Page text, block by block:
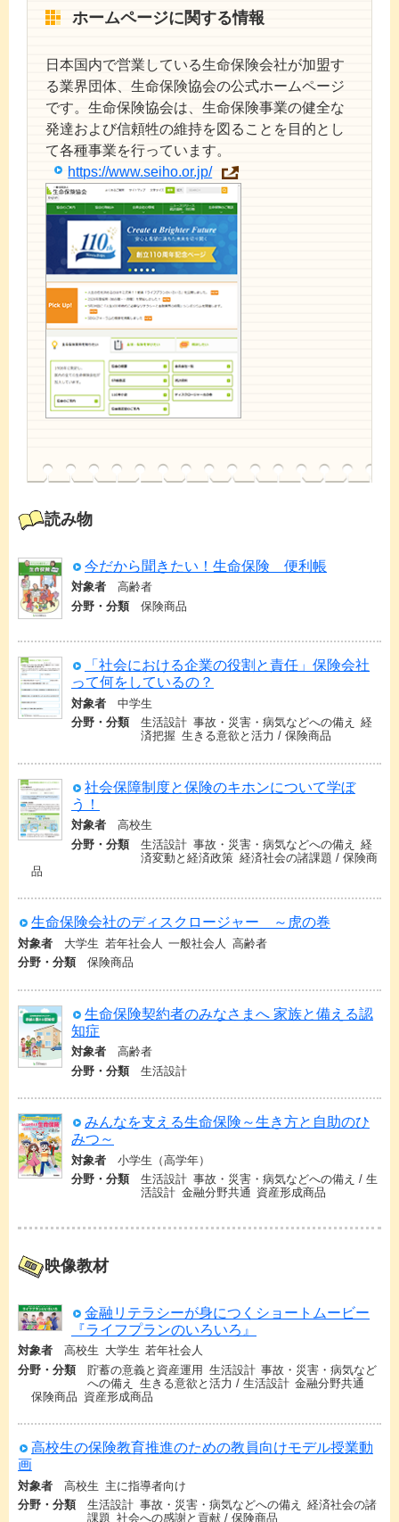
ホームページに関する情報
日本国内で営業している生命保険会社が加盟す
る業界団体、生命保険協会の公式ホームページ
です。生命保険協会は、生命保険事業の健全な
発達および信頼牲の維持を図ることを目的とし
て各種事業を行っています。
https://www.seiho.or.jp/
読み物
今だから聞きたい！生命保険 便利帳
対象者
高齢者
分野・分類
保険商品
「社会における企業の役割と責任」保険会社
って何をしているの？
対象者
中学生
分野・分類
生活設計 事故・災害・病気などへの備え
経
済把握 生きる意欲と活力 保険商品
社会保障制度と保険のキホンについて学ぼ
う！
対象者
高校生
分野・分類
生活設計 事故・災害・病気などへの備え
経
済変動と経済政策 経済社会の諸課題
保険商
品
生命保険会社のディスクロージャー ～虎の巻
対象者 大学生 若年社会人 一般社会人
高齢者
分野・分類
保険商品
生命保険契約者のみなさまへ 家族と備える認
知症
対象者
高齢者
分野・分類
生活設計
みんなを支える生命保険～生き方と自助のひ
みつ～
対象者
小学生（高学年）
分野・分類
生活設計 事故・災害・病気などへの備え
生
活設計 金融分野共通 資産形成商品
映像教材
金融リテラシーが身につくショートムービー
『ライフプランのいろいろ』
対象者 高校生 大学生 若年社会人
分野・分類
貯蓄の意義と資産運用 生活設計 事故・災害・病気など
への備え
生きる意欲と活力 生活設計 金融分野共通
保険商品 資産形成商品
高校生の保険教育推進のための教員向けモデル授業動
画
対象者 高校生 主に指導者向け
分野・分類
生活設計 事故・災害・病気などへの備え
経済社会の諸
課題 社会への感謝と貢献 保険商品